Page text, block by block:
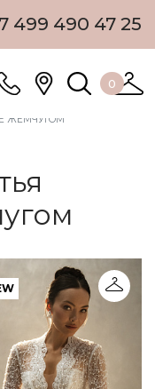
499 490 47 25
0
ЖЕМЧУГОМ